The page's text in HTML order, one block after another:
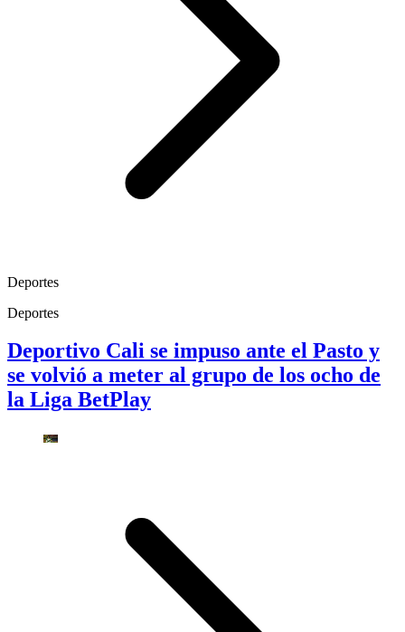
Deportes
Deportes
Deportivo Cali se impuso ante el Pasto y
se volvió a meter al grupo de los ocho de
la Liga BetPlay